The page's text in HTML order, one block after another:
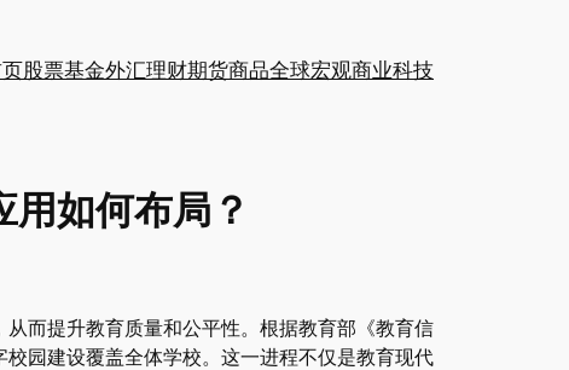
股票基金外汇理财期货商品全球宏观商业科技
如何布局？
而提升教育质量和公平性。根据教育部《教育信
园建设覆盖全体学校。这一进程不仅是教育现代